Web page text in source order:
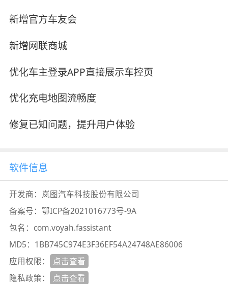
新增官方车友会
新增网联商城
优化车主登录APP直接展示车控页
优化充电地图流畅度
修复已知问题，提升用户体验
软件信息
开发商： 岚图汽车科技股份有限公司
备案号： 鄂ICP备2021016773号-9A
包名： com.voyah.fassistant
MD5： 1BB745C974E3F36EF54A24748AE86006
应用权限：
点击查看
隐私政策：
点击查看